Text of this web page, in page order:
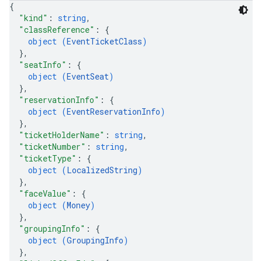
{
"kind" : string,
"classReference" : {
object (EventTicketClass)
},
"seatInfo" : {
object (EventSeat)
},
"reservationInfo" : {
object (EventReservationInfo)
},
"ticketHolderName" : string,
"ticketNumber" : string,
"ticketType" : {
object (LocalizedString)
},
"faceValue" : {
object (Money)
},
"groupingInfo" : {
object (GroupingInfo)
},